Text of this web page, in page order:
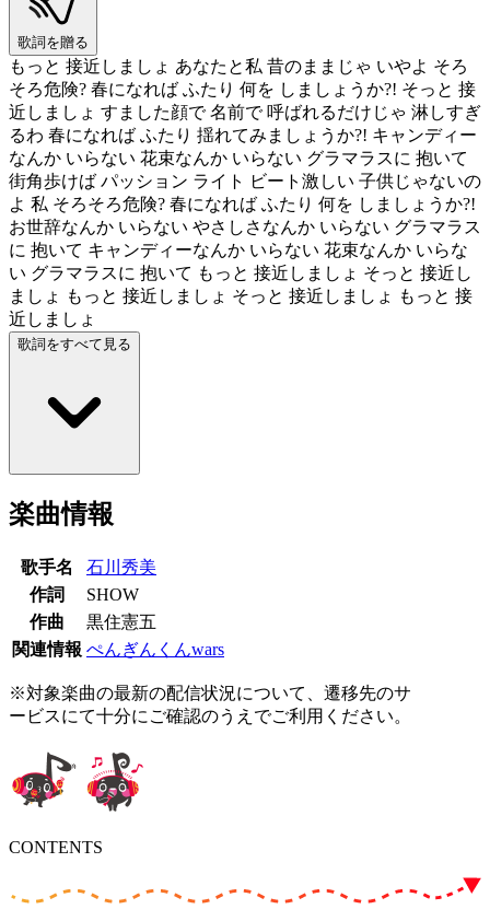
歌詞を贈る
もっと 接近しましょ あなたと私 昔のままじゃ いやよ そろ
そろ危険? 春になれば ふたり 何を しましょうか?! そっと 接
近しましょ すました顔で 名前で 呼ばれるだけじゃ 淋しすぎ
るわ 春になれば ふたり 揺れてみましょうか?! キャンディー
なんか いらない 花束なんか いらない グラマラスに 抱いて
街角歩けば パッション ライト ビート激しい 子供じゃないの
よ 私 そろそろ危険? 春になれば ふたり 何を しましょうか?!
お世辞なんか いらない やさしさなんか いらない グラマラス
に 抱いて キャンディーなんか いらない 花束なんか いらな
い グラマラスに 抱いて もっと 接近しましょ そっと 接近し
ましょ もっと 接近しましょ そっと 接近しましょ もっと 接
近しましょ
歌詞をすべて見る
楽曲情報
歌手名
石川秀美
作詞
SHOW
作曲
黒住憲五
関連情報 ぺんぎんくんwars
※対象楽曲の最新の配信状況について、遷移先のサ
ービスにて十分にご確認のうえでご利用ください。
CONTENTS